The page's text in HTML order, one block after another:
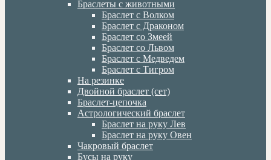
Браслеты с животными
Браслет с Волком
Браслет с Драконом
Браслет со Змеей
Браслет со Львом
Браслет с Медведем
Браслет с Тигром
На резинке
Двойной браслет (сет)
Браслет-цепочка
Астрологический браслет
Браслет на руку Лев
Браслет на руку Овен
Чакровый браслет
Бусы на руку